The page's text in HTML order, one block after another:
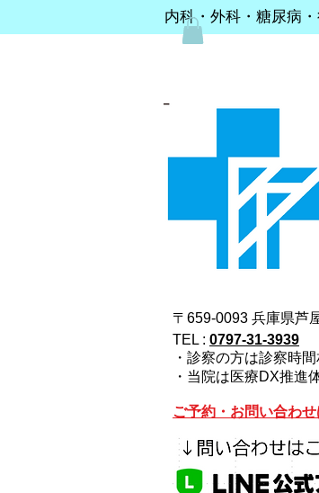
内科・外科・糖尿病
〒659-0093 兵庫県芦
TEL : 0797-31-3939
・診察の方は診察時
・当院は医療DX推進
ご予約・お問い合わ